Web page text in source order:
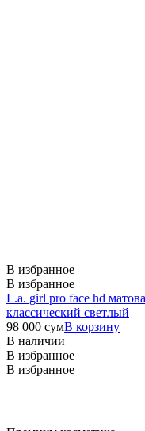
В избранное
В избранное
L.a. girl pro face hd
классический светлый
98 000 сумВ корзину
В наличии
В избранное
В избранное